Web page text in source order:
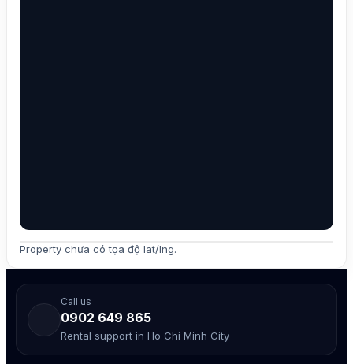
Property chưa có tọa độ lat/lng.
Call us
0902 649 865
Rental support in Ho Chi Minh City